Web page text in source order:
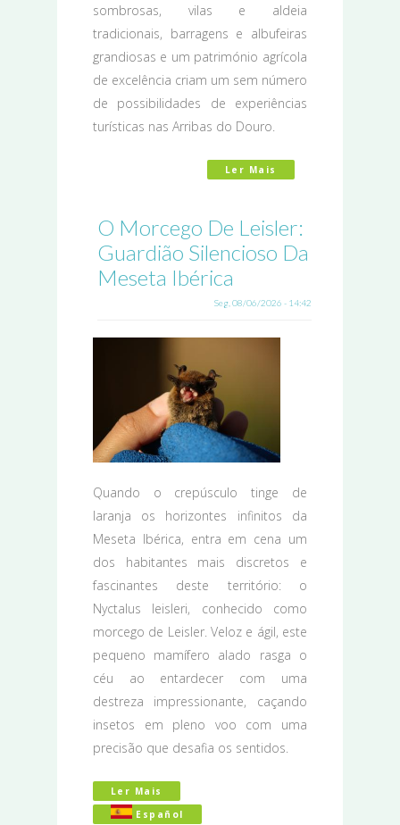
sombrosas, vilas e aldeia
tradicionais, barragens e albufeiras
grandiosas e um património agrícola
de excelência criam um sem número
de possibilidades de experiências
turísticas nas Arribas do Douro.
Ler Mais
O Morcego De Leisler:
Guardião Silencioso Da
Meseta Ibérica
Seg, 08/06/2026 - 14:42
Quando o crepúsculo tinge de
laranja os horizontes infinitos da
Meseta Ibérica, entra em cena um
dos habitantes mais discretos e
fascinantes deste território: o
Nyctalus leisleri, conhecido como
morcego de Leisler. Veloz e ágil, este
pequeno mamífero alado rasga o
céu ao entardecer com uma
destreza impressionante, caçando
insetos em pleno voo com uma
precisão que desafia os sentidos.
Ler Mais
Español